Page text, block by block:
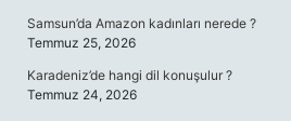
Samsun’da Amazon kadınları nerede ?
Temmuz 25, 2026
Karadeniz’de hangi dil konuşulur ?
Temmuz 24, 2026